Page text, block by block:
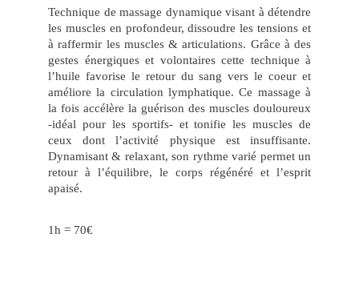
Technique de massage dynamique visant à détendre
les muscles en profondeur, dissoudre les tensions et
à raffermir les muscles & articulations. Grâce à des
gestes énergiques et volontaires cette technique à
l’huile favorise le retour du sang vers le coeur et
améliore la circulation lymphatique. Ce massage à
la fois accélère la guérison des muscles douloureux
-idéal pour les sportifs- et tonifie les muscles de
ceux dont l’activité physique est insuffisante.
Dynamisant & relaxant, son rythme varié permet un
retour à l’équilibre, le corps régénéré et l’esprit
apaisé.
1h = 70€